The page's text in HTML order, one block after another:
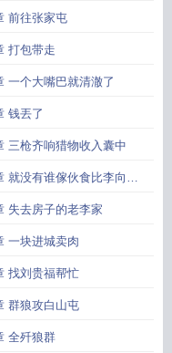
前往张家屯
打包带走
一个大嘴巴就清澈了
钱丟了
三枪齐响猎物收入囊中
就没有谁傢伙食比李向阳
好失去房子的老李家
一块进城卖肉
找刘贵福帮忙
群狼攻白山屯
全歼狼群